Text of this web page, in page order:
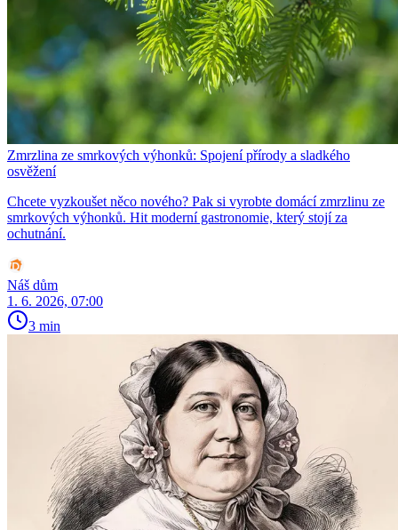
Zmrzlina ze smrkových výhonků: Spojení přírody a sladkého
osvěžení
Chcete vyzkoušet něco nového? Pak si vyrobte domácí zmrzlinu ze
smrkových výhonků. Hit moderní gastronomie, který stojí za
ochutnání.
Náš dům
1. 6. 2026, 07:00
3 min